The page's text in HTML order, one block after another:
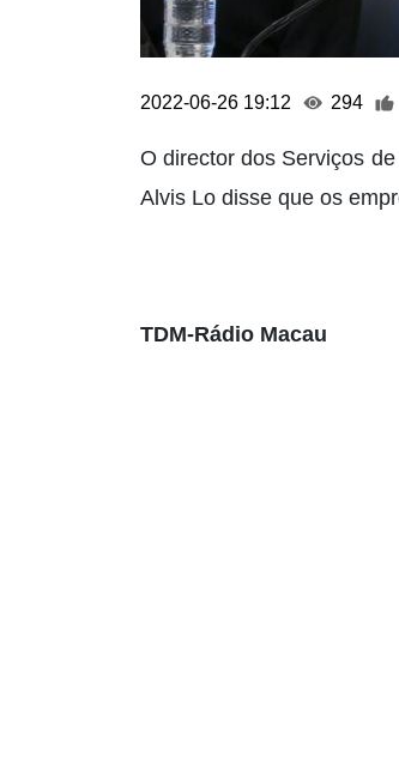
2022-06-26 19:12 294
O director dos Serviços
Alvis Lo disse que os
TDM-Rádio Macau